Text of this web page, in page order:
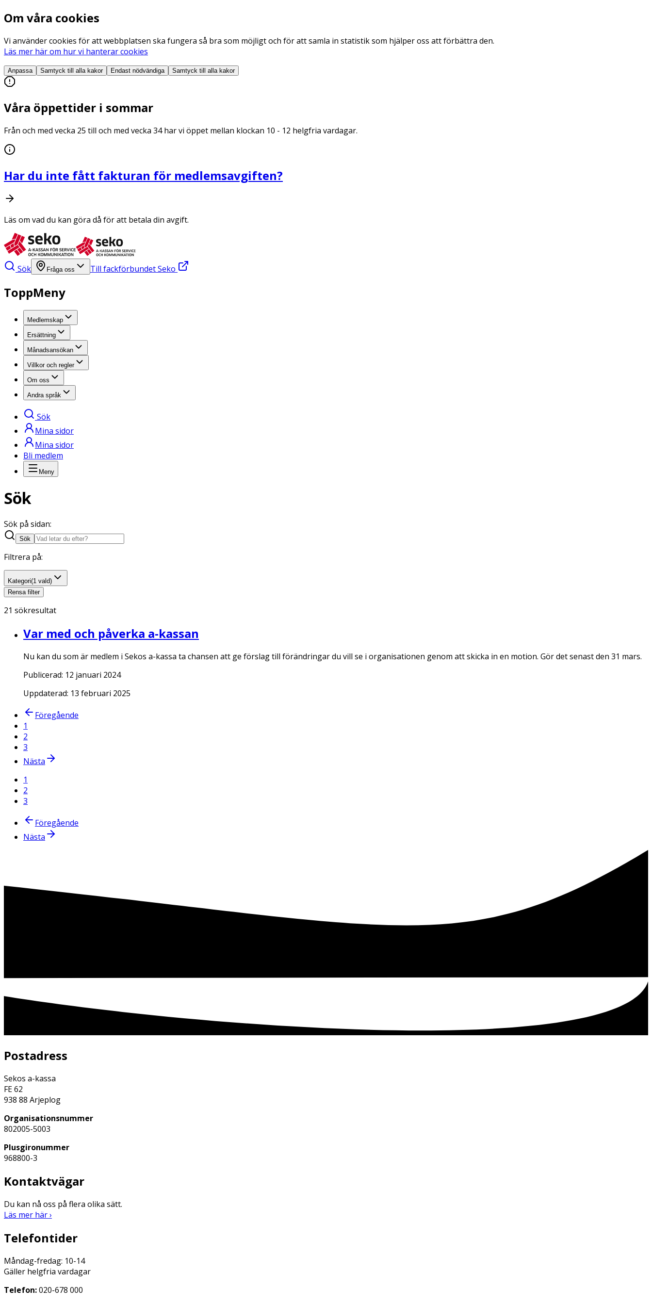
Om våra cookies
Vi använder cookies för att webbplatsen ska fungera så bra som möjligt och för att samla in statistik som hjälper oss att förbättra den.
Läs mer här om hur vi hanterar cookies
Anpassa Samtyck till alla kakor Endast nödvändiga Samtyck till alla kakor
Våra öppettider i sommar
Från och med vecka 25 till och med vecka 34 har vi öppet mellan klockan 10 - 12 helgfria vardagar.
Har du inte fått fakturan för medlemsavgiften?
Läs om vad du kan göra då för att betala din avgift.
Sök Fråga oss Till fackförbundet Seko
ToppMeny
Medlemskap
Ersättning
Månadsansökan
Villkor och regler
Om oss
Andra språk
Sök
Mina sidor
Mina sidor
Bli medlem
Meny
Sök
Sök på sidan:
Sök
Filtrera på:
Kategori(1 vald)
Rensa filter
21 sökresultat
Var med och påverka a-kassan
Nu kan du som är medlem i Sekos a-kassa ta chansen att ge förslag till förändringar du vill se i organisationen genom att skicka in en motion. Gör det senast den 31 mars.
Publicerad: 12 januari 2024
Uppdaterad: 13 februari 2025
Föregående
1
2
3
Nästa
1
2
3
Föregående
Nästa
Postadress
Sekos a-kassa
FE 62
938 88 Arjeplog
Organisationsnummer
802005-5003
Plusgironummer
968800-3
Kontaktvägar
Du kan nå oss på flera olika sätt.
Läs mer här ›
Telefontider
Måndag-fredag: 10-14
Gäller helgfria vardagar
Telefon:020-678 000